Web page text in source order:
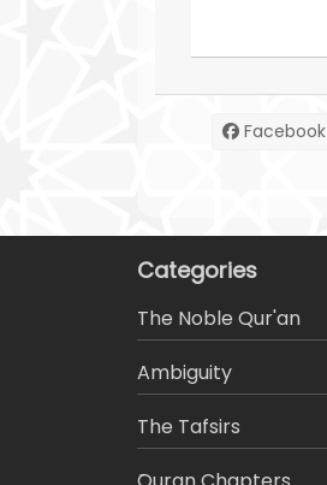
Facebook
Categories
The Noble Qur'an
Ambiguity
The Tafsirs